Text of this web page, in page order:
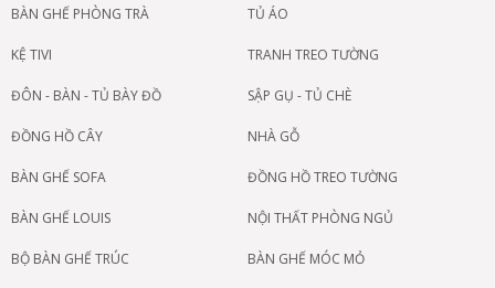
BÀN GHẾ PHÒNG TRÀ TỦ ÁO
KỆ TIVI TRANH TREO TƯỜNG
ĐÔN - BÀN - TỦ BÀY ĐỒ SẬP GỤ - TỦ CHÈ
ĐỒNG HỒ CÂY NHÀ GỖ
BÀN GHẾ SOFA ĐỒNG HỒ TREO TƯỜNG
BÀN GHẾ LOUIS NỘI THẤT PHÒNG NGỦ
BỘ BÀN GHẾ TRÚC BÀN GHẾ MÓC MỎ